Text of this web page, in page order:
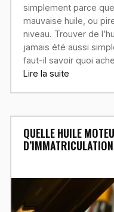
simplement parce
mauvaise huile, ou
niveau. Trouver de
jamais été aussi
faut-il savoir quoi
Lire la suite
QUELLE HUILE